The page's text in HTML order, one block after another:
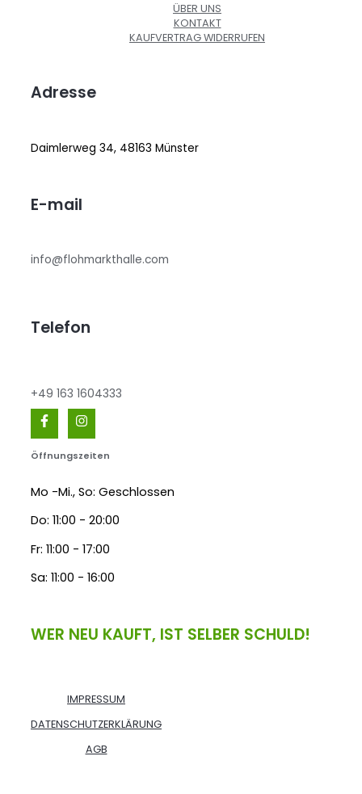
ÜBER UNS
KONTAKT
KAUFVERTRAG WIDERRUFEN
Adresse
Daimlerweg 34, 48163 Münster
E-mail
info@flohmarkthalle.com
Telefon
+49 163 1604333
Öffnungszeiten
Mo -Mi., So: Geschlossen
Do: 11:00 - 20:00
Fr: 11:00 - 17:00
Sa: 11:00 - 16:00
WER NEU KAUFT, IST SELBER SCHULD!
IMPRESSUM
DATENSCHUTZERKLÄRUNG
AGB